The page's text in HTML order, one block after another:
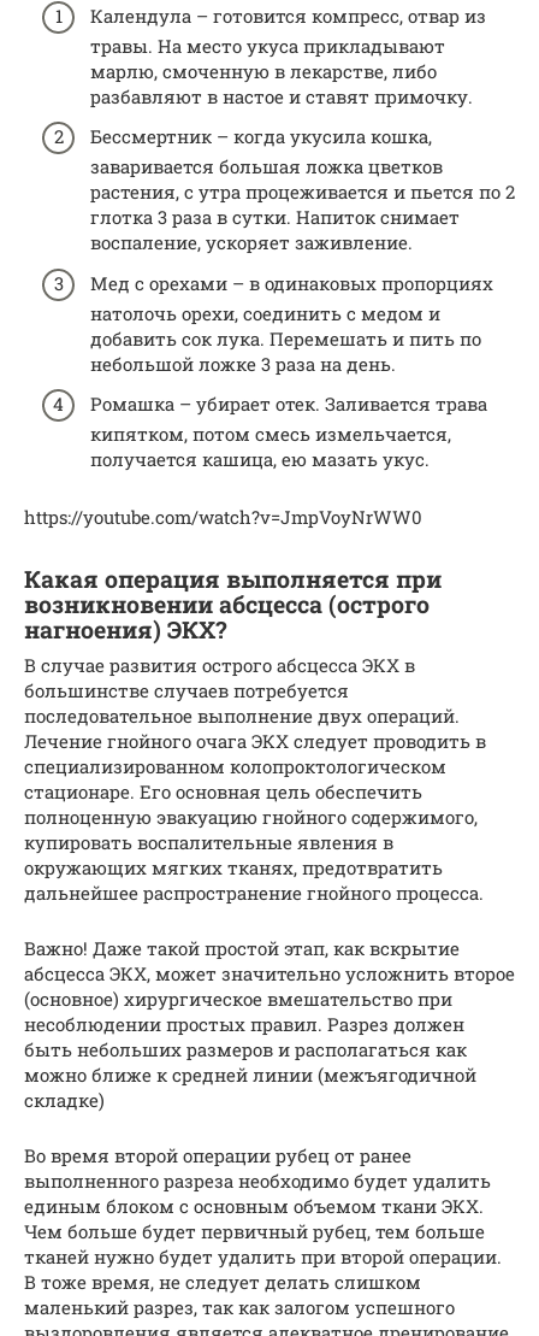
Календула – готовится компресс, отвар из
травы. На место укуса прикладывают
марлю, смоченную в лекарстве, либо
разбавляют в настое и ставят примочку.
Бессмертник – когда укусила кошка,
заваривается большая ложка цветков
растения, с утра процеживается и пьется по 2
глотка 3 раза в сутки. Напиток снимает
воспаление, ускоряет заживление.
Мед с орехами – в одинаковых пропорциях
натолочь орехи, соединить с медом и
добавить сок лука. Перемешать и пить по
небольшой ложке 3 раза на день.
Ромашка – убирает отек. Заливается трава
кипятком, потом смесь измельчается,
получается кашица, ею мазать укус.
https://youtube.com/watch?v=JmpVoyNrWW0
Какая операция выполняется при
возникновении абсцесса (острого
нагноения) ЭКХ?
В случае развития острого абсцесса ЭКХ в
большинстве случаев потребуется
последовательное выполнение двух операций.
Лечение гнойного очага ЭКХ следует проводить в
специализированном колопроктологическом
стационаре. Его основная цель обеспечить
полноценную эвакуацию гнойного содержимого,
купировать воспалительные явления в
окружающих мягких тканях, предотвратить
дальнейшее распространение гнойного процесса.
Важно! Даже такой простой этап, как вскрытие
абсцесса ЭКХ, может значительно усложнить второе
(основное) хирургическое вмешательство при
несоблюдении простых правил. Разрез должен
быть небольших размеров и располагаться как
можно ближе к средней линии (межъягодичной
складке)
Во время второй операции рубец от ранее
выполненного разреза необходимо будет удалить
единым блоком с основным объемом ткани ЭКХ.
Чем больше будет первичный рубец, тем больше
тканей нужно будет удалить при второй операции.
В тоже время, не следует делать слишком
маленький разрез, так как залогом успешного